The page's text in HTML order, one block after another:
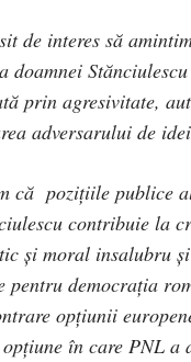
de interes să
doamnei Stănciulescu
prin agresivitate,
adversarului de
că poziţiile publice
contribuie la
şi moral insalubru
pentru democraţia
opţiunii
în care PNL a